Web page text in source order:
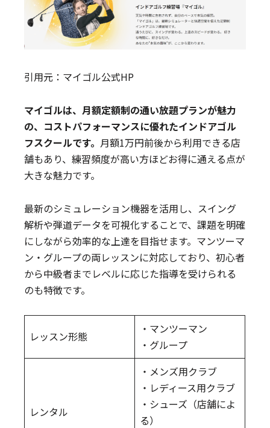
引用元： マイゴル公式HP
マイゴルは、月額定額制の通い放題プランが魅力
の、コストパフォーマンスに優れたインドアゴル
フスクールです。 月額1万円前後から利用できる店
舗もあり、練習頻度が高い方ほどお得に通える点が
大きな魅力です。
最新のシミュレーション機器を活用し、スイング
解析や弾道データを可視化することで、課題を明確
にしながら効率的な上達を目指せます。マンツーマ
ン・グループの両レッスンに対応しており、初心者
から中級者までレベルに応じた指導を受けられる
のも特徴です。
レッスン形態
・マンツーマン
・グループ
レンタル
・メンズ用クラブ
・レディース用クラブ
・シューズ（店舗によ
る）